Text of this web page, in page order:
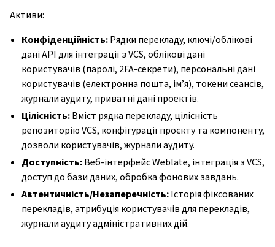
Активи:
Конфіденційність:Рядки перекладу, ключі/облікові
дані API для інтеграції з VCS, облікові дані
користувачів (паролі, 2FA-секрети), персональні дані
користувачів (електронна пошта, ім’я), токени сеансів,
журнали аудиту, приватні дані проектів.
Цілісність:Вміст рядка перекладу, цілісність
репозиторію VCS, конфігурації проєкту та компоненту,
дозволи користувачів, журнали аудиту.
Доступність:Веб-інтерфейс Weblate, інтеграція з VCS,
доступ до бази даних, обробка фонових завдань.
Автентичність/Незаперечність:Історія фіксованих
перекладів, атрибуція користувачів для перекладів,
журнали аудиту адміністративних дій.